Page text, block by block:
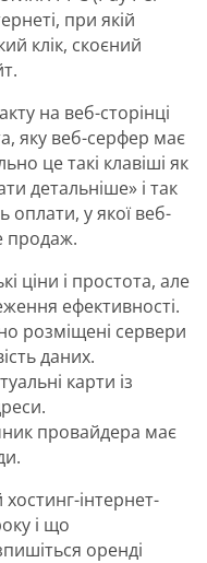
при якій
клік, скоєний
на веб-сторінці
яку веб-серфер має
це такі клавіші як
детальніше» і так
оплати, у якої веб-
продаж.
ціни і простота, але
ефективності.
розміщені сервери
даних.
карти із
провайдера має
інтернет-
і що
оренді